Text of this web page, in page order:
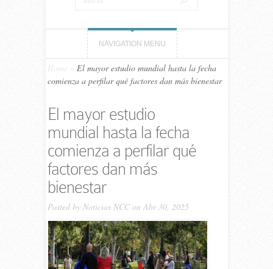
NAVIGATION MENU
Home
El mayor estudio mundial hasta la fecha
comienza a perfilar qué factores dan más bienestar
El mayor estudio
mundial hasta la fecha
comienza a perfilar qué
factores dan más
bienestar
Posted by Noticias NCCon Abr 30, 2025